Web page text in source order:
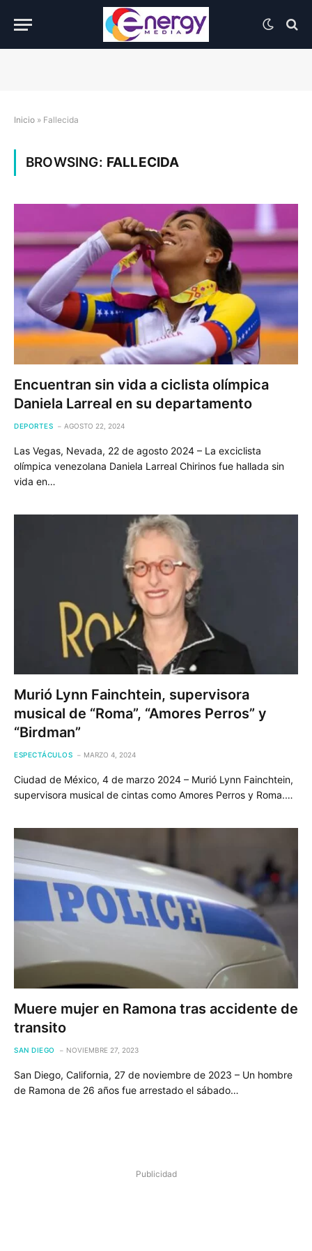
Inicio » Fallecida
BROWSING: FALLECIDA
Encuentran sin vida a ciclista olímpica
Daniela Larreal en su departamento
DEPORTES AGOSTO 22, 2024
Las Vegas, Nevada, 22 de agosto 2024 – La exciclista
olímpica venezolana Daniela Larreal Chirinos fue hallada sin
vida en…
Murió Lynn Fainchtein, supervisora
musical de “Roma”, “Amores Perros” y
“Birdman”
ESPECTÁCULOS MARZO 4, 2024
Ciudad de México, 4 de marzo 2024 – Murió Lynn Fainchtein,
supervisora musical de cintas como Amores Perros y Roma.…
Muere mujer en Ramona tras accidente de
transito
SAN DIEGO NOVIEMBRE 27, 2023
San Diego, California, 27 de noviembre de 2023 – Un hombre
de Ramona de 26 años fue arrestado el sábado…
Publicidad